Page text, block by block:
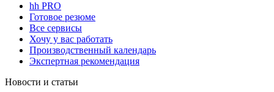
hh PRO
Готовое резюме
Все сервисы
Хочу у вас работать
Производственный календарь
Экспертная рекомендация
Новости и статьи